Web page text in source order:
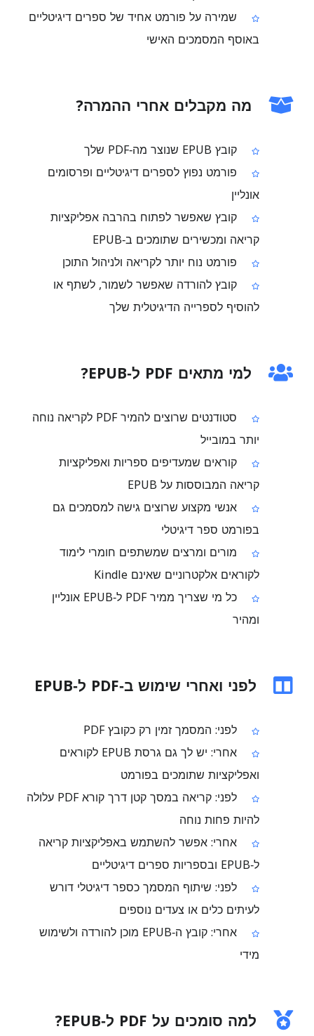
שמירה על פורמט אחיד של ספרים דיגיטליים
באוסף המסמכים האישי
מה מקבלים אחרי ההמרה?
קובץ EPUB שנוצר מה‑PDF שלך
פורמט נפוץ לספרים דיגיטליים ופרסומים
אונליין
קובץ שאפשר לפתוח בהרבה אפליקציות
קריאה ומכשירים שתומכים ב‑EPUB
פורמט נוח יותר לקריאה ולניהול התוכן
קובץ להורדה שאפשר לשמור, לשתף או
להוסיף לספרייה הדיגיטלית שלך
למי מתאים PDF ל‑EPUB?
סטודנטים שרוצים להמיר PDF לקריאה נוחה
יותר במובייל
קוראים שמעדיפים ספריות ואפליקציות
קריאה המבוססות על EPUB
אנשי מקצוע שרוצים גישה למסמכים גם
בפורמט ספר דיגיטלי
מורים ומרצים שמשתפים חומרי לימוד
לקוראים אלקטרוניים שאינם Kindle
כל מי שצריך ממיר PDF ל‑EPUB אונליין
ומהיר
לפני ואחרי שימוש ב‑PDF ל‑EPUB
לפני: המסמך זמין רק כקובץ PDF
אחרי: יש לך גם גרסת EPUB לקוראים
ואפליקציות שתומכים בפורמט
לפני: קריאה במסך קטן דרך קורא PDF עלולה
להיות פחות נוחה
אחרי: אפשר להשתמש באפליקציות קריאה
ל‑EPUB ובספריות ספרים דיגיטליים
לפני: שיתוף המסמך כספר דיגיטלי דורש
לעיתים כלים או צעדים נוספים
אחרי: קובץ ה‑EPUB מוכן להורדה ולשימוש
מידי
למה סומכים על PDF ל‑EPUB?